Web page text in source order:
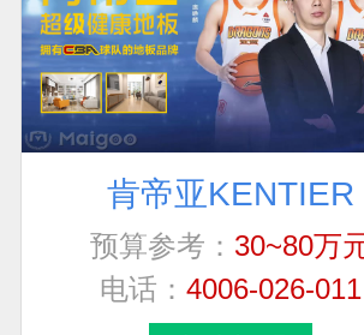
肯帝亚KENTIER
电话：
4006-026-011
申请加盟